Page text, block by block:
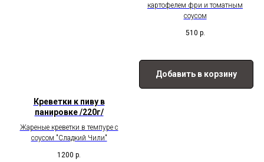
Креветки к пиву в
панировке /220г/
Жареные креветки в темпуре с
соусом "Сладкий Чили"
1200 р.
картофелем фри и томатным
соусом
510 р.
Добавить в корзину